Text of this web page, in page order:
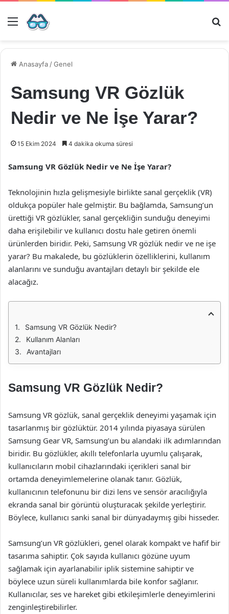
Menü
Anasayfa /Genel
Samsung VR Gözlük
Nedir ve Ne İşe Yarar?
15 Ekim 2024 4 dakika okuma süresi
Samsung VR Gözlük Nedir ve Ne İşe Yarar?
Teknolojinin hızla gelişmesiyle birlikte sanal gerçeklik (VR)
oldukça popüler hale gelmiştir. Bu bağlamda, Samsung’un
ürettiği VR gözlükler, sanal gerçekliğin sunduğu deneyimi
daha erişilebilir ve kullanıcı dostu hale getiren önemli
ürünlerden biridir. Peki, Samsung VR gözlük nedir ve ne işe
yarar? Bu makalede, bu gözlüklerin özelliklerini, kullanım
alanlarını ve sunduğu avantajları detaylı bir şekilde ele
alacağız.
Samsung VR Gözlük Nedir?
Kullanım Alanları
Avantajları
Samsung VR Gözlük Nedir?
Samsung VR gözlük, sanal gerçeklik deneyimi yaşamak için
tasarlanmış bir gözlüktür. 2014 yılında piyasaya sürülen
Samsung Gear VR, Samsung’un bu alandaki ilk adımlarından
biridir. Bu gözlükler, akıllı telefonlarla uyumlu çalışarak,
kullanıcıların mobil cihazlarındaki içerikleri sanal bir
ortamda deneyimlemelerine olanak tanır. Gözlük,
kullanıcının telefonunu bir dizi lens ve sensör aracılığıyla
ekranda sanal bir görüntü oluşturacak şekilde yerleştirir.
Böylece, kullanıcı sanki sanal bir dünyadaymış gibi hisseder.
Samsung’un VR gözlükleri, genel olarak kompakt ve hafif bir
tasarıma sahiptir. Çok sayıda kullanıcı gözüne uyum
sağlamak için ayarlanabilir iplik sistemine sahiptir ve
böylece uzun süreli kullanımlarda bile konfor sağlanır.
Kullanıcılar, ses ve hareket gibi etkileşimlerle deneyimlerini
zenginleştirebilirler.